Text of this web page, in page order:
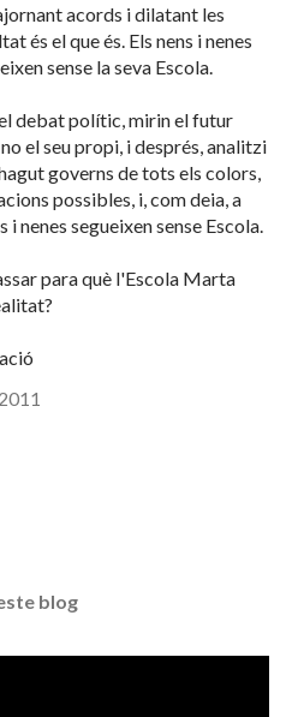
acords i dilatant les
és el que és. Els nens i nenes
sense la seva Escola.
debat polític, mirin el futur
el seu propi, i després, analitzi
governs de tots els colors,
possibles, i, com deia, a
i nenes segueixen sense Escola.
para què l'Escola Marta
blog